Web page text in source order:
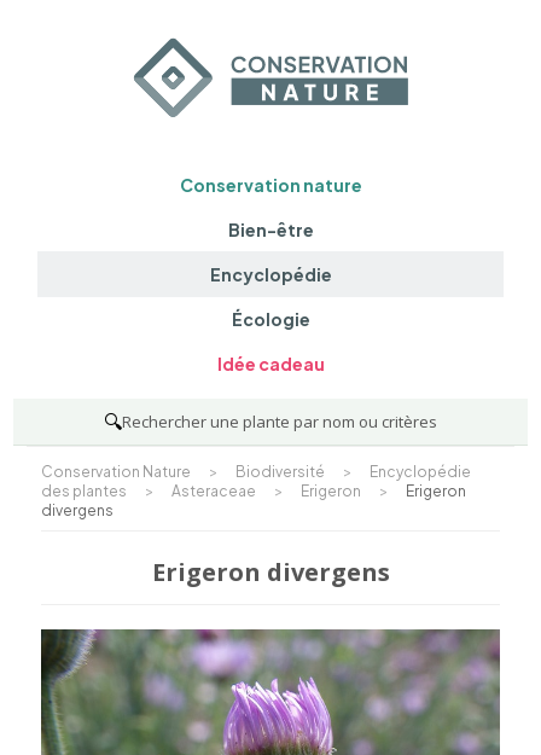
Conservation nature
Bien-être
Encyclopédie
Écologie
Idée cadeau
🔍Rechercher une plante par nom ou critères
Conservation Nature > Biodiversité >
Encyclopédie
des plantes
> Asteraceae > Erigeron >
Erigeron
divergens
Erigeron divergens